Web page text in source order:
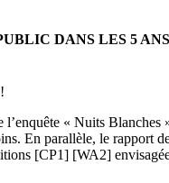
DANS LES 5
« Nuits
En parallèle, le
[CP1] [WA2]